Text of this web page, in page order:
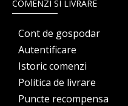
COMENZI SI LIVRARE
Cont de gospodar
Autentificare
Istoric comenzi
Politica de livrare
Puncte recompensa